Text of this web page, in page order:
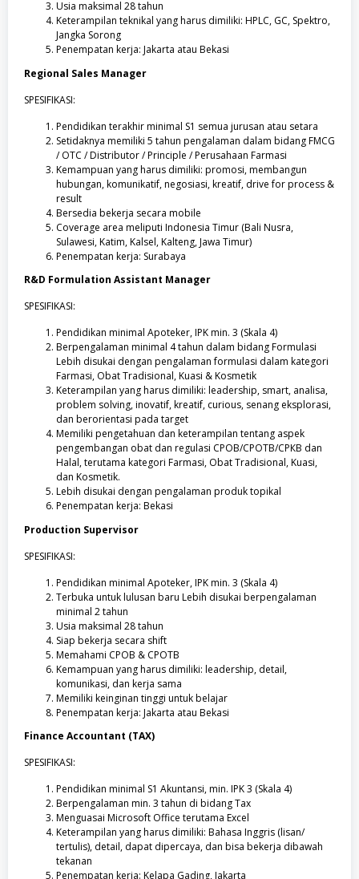
Usia maksimal 28 tahun
Keterampilan teknikal yang harus dimiliki: HPLC, GC, Spektro,
Jangka Sorong
Penempatan kerja: Jakarta atau Bekasi
Regional Sales Manager
SPESIFIKASI:
Pendidikan terakhir minimal S1 semua jurusan atau setara
Setidaknya memiliki 5 tahun pengalaman dalam bidang FMCG
/ OTC / Distributor / Principle / Perusahaan Farmasi
Kemampuan yang harus dimiliki: promosi, membangun
hubungan, komunikatif, negosiasi, kreatif, drive for process &
result
Bersedia bekerja secara mobile
Coverage area meliputi Indonesia Timur (Bali Nusra,
Sulawesi, Katim, Kalsel, Kalteng, Jawa Timur)
Penempatan kerja: Surabaya
R&D Formulation Assistant Manager
SPESIFIKASI:
Pendidikan minimal Apoteker, IPK min. 3 (Skala 4)
Berpengalaman minimal 4 tahun dalam bidang Formulasi
Lebih disukai dengan pengalaman formulasi dalam kategori
Farmasi, Obat Tradisional, Kuasi & Kosmetik
Keterampilan yang harus dimiliki: leadership, smart, analisa,
problem solving, inovatif, kreatif, curious, senang eksplorasi,
dan berorientasi pada target
Memiliki pengetahuan dan keterampilan tentang aspek
pengembangan obat dan regulasi СРОВ/СРОТВ/СРКВ dan
Halal, terutama kategori Farmasi, Obat Tradisional, Kuasi,
dan Kosmetik.
Lebih disukai dengan pengalaman produk topikal
Penempatan kerja: Bekasi
Production Supervisor
SPESIFIKASI:
Pendidikan minimal Apoteker, IPK min. 3 (Skala 4)
Terbuka untuk lulusan baru Lebih disukai berpengalaman
minimal 2 tahun
Usia maksimal 28 tahun
Siap bekerja secara shift
Memahami CPOB & CPOTB
Kemampuan yang harus dimiliki: leadership, detail,
komunikasi, dan kerja sama
Memiliki keinginan tinggi untuk belajar
Penempatan kerja: Jakarta atau Bekasi
Finance Accountant (TAX)
SPESIFIKASI:
Pendidikan minimal S1 Akuntansi, min. IPK 3 (Skala 4)
Berpengalaman min. 3 tahun di bidang Tax
Menguasai Microsoft Office terutama Excel
Keterampilan yang harus dimiliki: Bahasa Inggris (lisan/
tertulis), detail, dapat dipercaya, dan bisa bekerja dibawah
tekanan
Penempatan kerja: Kelapa Gading, Jakarta